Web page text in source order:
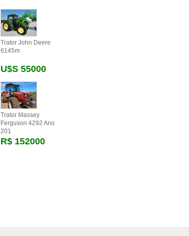
Trator John Deere
6145m
U$s 55000
Trator Massey
Ferguson 4292 Ano
201
R$ 152000